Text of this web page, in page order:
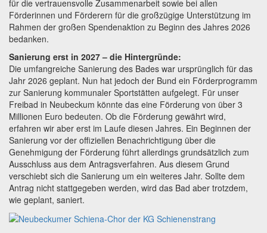
für die vertrauensvolle Zusammenarbeit sowie bei allen
Förderinnen und Förderern für die großzügige Unterstützung im
Rahmen der großen Spendenaktion zu Beginn des Jahres 2026
bedanken.
Sanierung erst in 2027 – die Hintergründe:
Die umfangreiche Sanierung des Bades war ursprünglich für das
Jahr 2026 geplant. Nun hat jedoch der Bund ein Förderprogramm
zur Sanierung kommunaler Sportstätten aufgelegt. Für unser
Freibad in Neubeckum könnte das eine Förderung von über 3
Millionen Euro bedeuten. Ob die Förderung gewährt wird,
erfahren wir aber erst im Laufe diesen Jahres. Ein Beginnen der
Sanierung vor der offiziellen Benachrichtigung über die
Genehmigung der Förderung führt allerdings grundsätzlich zum
Ausschluss aus dem Antragsverfahren. Aus diesem Grund
verschiebt sich die Sanierung um ein weiteres Jahr. Sollte dem
Antrag nicht stattgegeben werden, wird das Bad aber trotzdem,
wie geplant, saniert.